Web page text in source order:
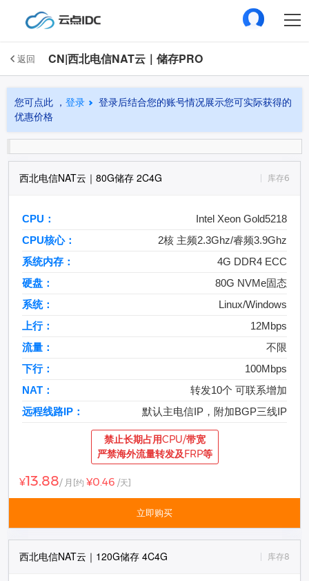
返回 CN|西北电信NAT云｜储存PRO
您可点此 ， 登录
登录后结合您的账号情况展示您可实际获得的
优惠价格
西北电信NAT云｜80G储存 2C4G 库存6
CPU：
Intel Xeon Gold5218
CPU核心：
2核 主频2.3Ghz/睿频3.9Ghz
系统内存：
4G DDR4 ECC
硬盘：
80G NVMe固态
系统：
Linux/Windows
上行：
12Mbps
流量：
不限
下行：
100Mbps
NAT：
转发10个 可联系增加
远程线路IP：
默认主电信IP，附加BGP三线IP
禁止长期占用CPU/带宽
严禁海外流量转发及FRP等
¥13.88/ 月 [约 ¥0.46 /天]
立即购买
西北电信NAT云｜120G储存 4C4G 库存8